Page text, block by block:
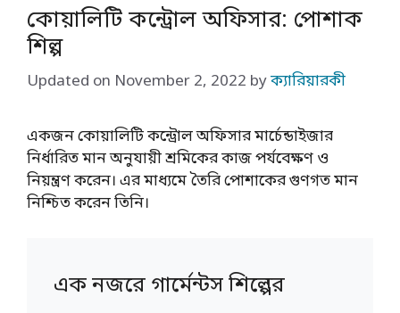
কোয়ালিটি কন্ট্রোল অফিসার: পোশাক
শিল্প
Updated on November 2, 2022 byক্যারিয়ারকী
একজন কোয়ালিটি কন্ট্রোল অফিসার মার্চেন্ডাইজার
নির্ধারিত মান অনুযায়ী শ্রমিকের কাজ পর্যবেক্ষণ ও
নিয়ন্ত্রণ করেন। এর মাধ্যমে তৈরি পোশাকের গুণগত মান
নিশ্চিত করেন তিনি।
এক নজরে গার্মেন্টস শিল্পের